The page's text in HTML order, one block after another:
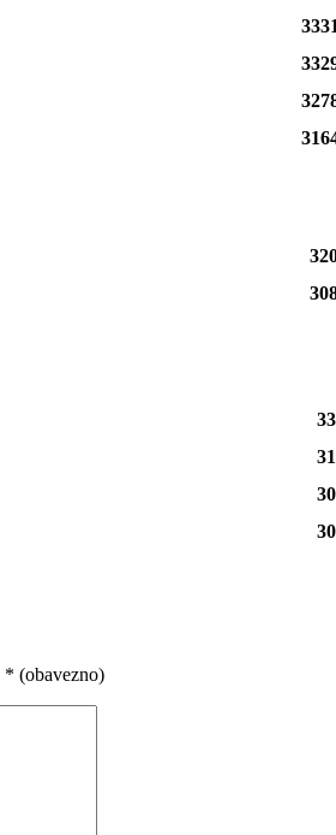
* (obavezno)